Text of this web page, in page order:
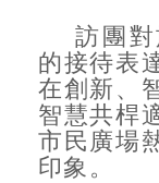
訪團對
的接待表
在創新、
智慧共桿
市民廣場
印象。